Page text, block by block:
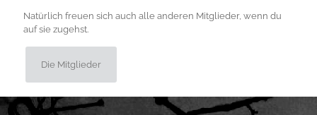
Natürlich freuen sich auch alle anderen Mitglieder, wenn du
auf sie zugehst.
Die Mitglieder